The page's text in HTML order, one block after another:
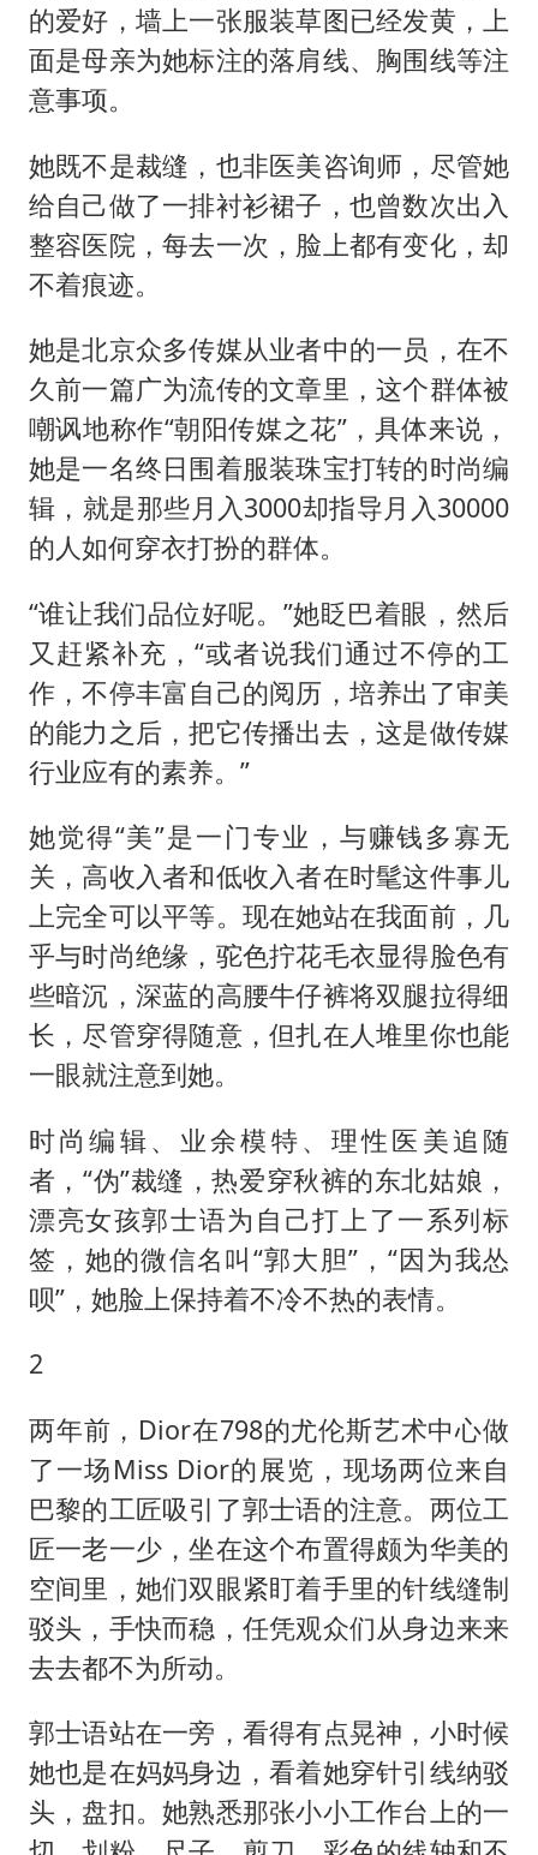
的爱好，墙上一张服装草图已经发黄，上
面是母亲为她标注的落肩线、胸围线等注
意事项。
她既不是裁缝，也非医美咨询师，尽管她
给自己做了一排衬衫裙子，也曾数次出入
整容医院，每去一次，脸上都有变化，却
不着痕迹。
她是北京众多传媒从业者中的一员，在不
久前一篇广为流传的文章里，这个群体被
嘲讽地称作“朝阳传媒之花”，具体来说，
她是一名终日围着服装珠宝打转的时尚编
辑，就是那些月入3000却指导月入30000
的人如何穿衣打扮的群体。
“谁让我们品位好呢。”她眨巴着眼，然后
又赶紧补充，“或者说我们通过不停的工
作，不停丰富自己的阅历，培养出了审美
的能力之后，把它传播出去，这是做传媒
行业应有的素养。”
她觉得“美”是一门专业，与赚钱多寡无
关，高收入者和低收入者在时髦这件事儿
上完全可以平等。现在她站在我面前，几
乎与时尚绝缘，驼色拧花毛衣显得脸色有
些暗沉，深蓝的高腰牛仔裤将双腿拉得细
长，尽管穿得随意，但扎在人堆里你也能
一眼就注意到她。
时尚编辑、业余模特、理性医美追随
者，“伪”裁缝，热爱穿秋裤的东北姑娘，
漂亮女孩郭士语为自己打上了一系列标
签，她的微信名叫“郭大胆”，“因为我怂
呗”，她脸上保持着不冷不热的表情。
2
两年前，Dior在798的尤伦斯艺术中心做
了一场Miss Dior的展览，现场两位来自
巴黎的工匠吸引了郭士语的注意。两位工
匠一老一少，坐在这个布置得颇为华美的
空间里，她们双眼紧盯着手里的针线缝制
驳头，手快而稳，任凭观众们从身边来来
去去都不为所动。
郭士语站在一旁，看得有点晃神，小时候
她也是在妈妈身边，看着她穿针引线纳驳
头，盘扣。她熟悉那张小小工作台上的一